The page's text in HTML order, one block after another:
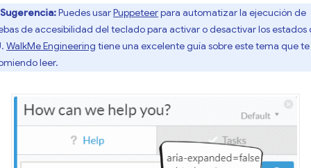
Sugerencia:Puedes usarPuppeteerpara automatizar la ejecución de
de accesibilidad del teclado para activar o desactivar los estados
WalkMe Engineering tiene una excelente guía sobre este tema que te
leer.